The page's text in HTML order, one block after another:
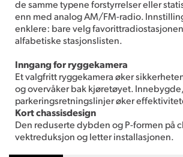
de samme typene forstyrrelser eller
enn med analog AM/FM-radio.
enklere: bare velg
alfabetiske stasjonslisten.
Inngang for ryggekamera
Et valgfritt ryggekamera øker
og overvåker bak kjøretøyet.
parkeringsretningslinjer øker
Kort chassisdesign
Den reduserte dybden og P-formen på
vektreduksjon og letter installasjonen.